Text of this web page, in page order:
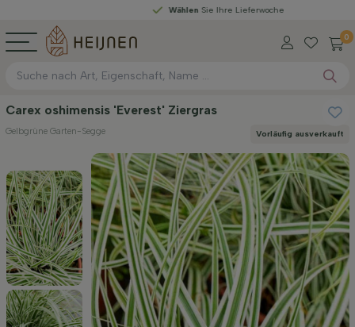
WählenSie Ihre Lieferwoche
0
Carex oshimensis 'Everest' Ziergras
Gelbgrüne Garten-Segge Vorläufig ausverkauft